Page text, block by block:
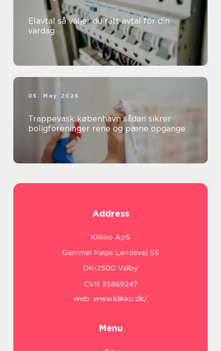
Elavtal så väljer du rätt avtal för din
vardag
05. May 2026
Trappevask københavn sådan sikrer
boligforeninger rene og pæne opgange
Address
web: www.klikko.dk/
Menu